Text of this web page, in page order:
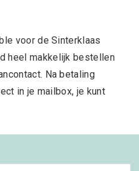
voor de Sinterklaas
heel makkelijk bestellen
Na betaling
in je mailbox, je kunt